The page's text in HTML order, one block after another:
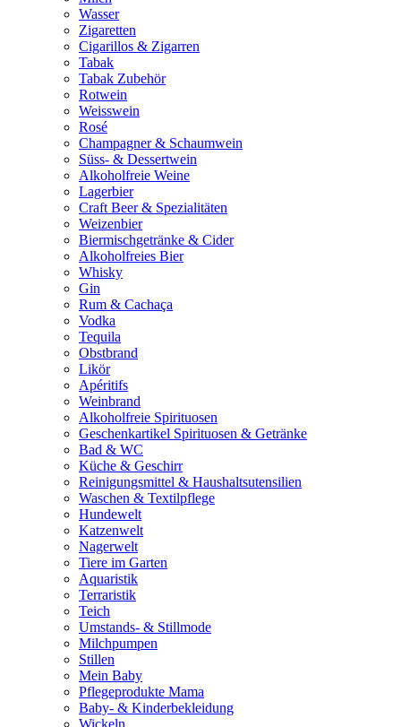
Wasser
Zigaretten
Cigarillos & Zigarren
Tabak
Tabak Zubehör
Rotwein
Weisswein
Rosé
Champagner & Schaumwein
Süss- & Dessertwein
Alkoholfreie Weine
Lagerbier
Craft Beer & Spezialitäten
Weizenbier
Biermischgetränke & Cider
Alkoholfreies Bier
Whisky
Gin
Rum & Cachaça
Vodka
Tequila
Obstbrand
Likör
Apéritifs
Weinbrand
Alkoholfreie Spirituosen
Geschenkartikel Spirituosen & Getränke
Bad & WC
Küche & Geschirr
Reinigungsmittel & Haushaltsutensilien
Waschen & Textilpflege
Hundewelt
Katzenwelt
Nagerwelt
Tiere im Garten
Aquaristik
Terraristik
Teich
Umstands- & Stillmode
Milchpumpen
Stillen
Mein Baby
Pflegeprodukte Mama
Baby- & Kinderbekleidung
Wickeln